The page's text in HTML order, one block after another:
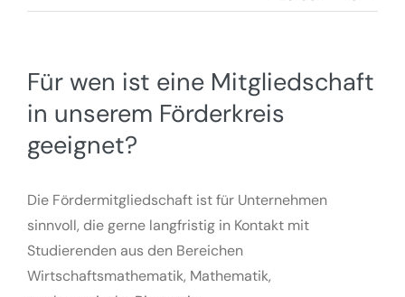
Für wen ist eine Mitgliedschaft
in unserem Förderkreis
geeignet?
Die Fördermitgliedschaft ist für Unternehmen
sinnvoll, die gerne langfristig in Kontakt mit
Studierenden aus den Bereichen
Wirtschaftsmathematik, Mathematik,